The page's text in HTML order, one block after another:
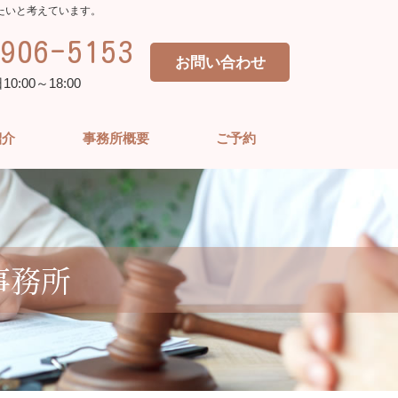
務所
と考えています。
5153
～18:00
お問い合わせ
事務所概要 ご予約